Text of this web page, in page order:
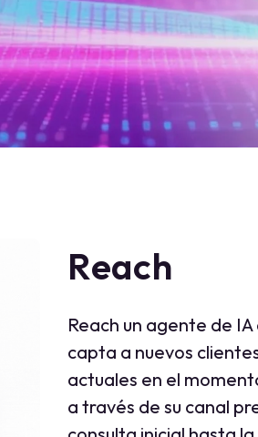
Reach
Reach un agente de
capta a nuevos
actuales en el
a través de su canal